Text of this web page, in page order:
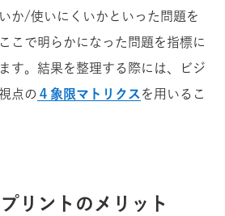
か/使いにくいかといった問題を
こで明らかになった問題を指標に
す。結果を整理する際には、ビジ
点の ４象限マトリクス を用いるこ
リントのメリット